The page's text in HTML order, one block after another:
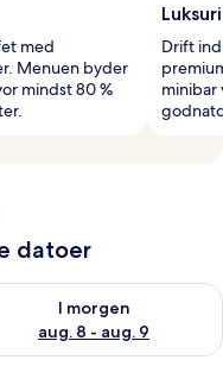
med
Menuen byder
mindst 80 %
Drift
minibar
datoer
aug. 8
I morgen
aug. 8 - aug. 9
tilgængelighed for i